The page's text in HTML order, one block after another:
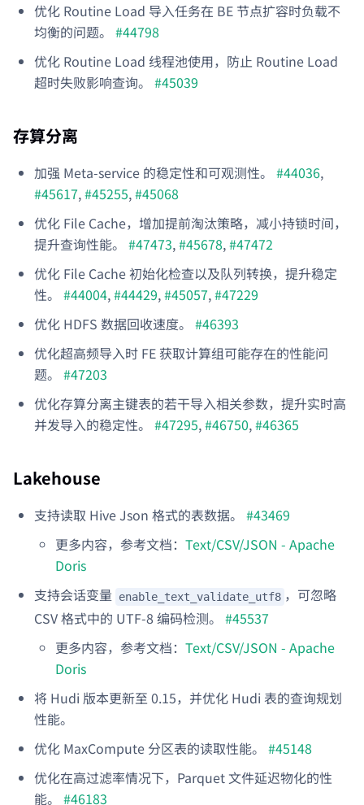
优化 Routine Load 导入任务在 BE 节点扩容时负载不
均衡的问题。 #44798
优化 Routine Load 线程池使用，防止 Routine Load
超时失败影响查询。 #45039
存算分离
加强 Meta-service 的稳定性和可观测性。 #44036,
#45617,#45255,#45068
优化 File Cache，增加提前淘汰策略，减小持锁时间，
提升查询性能。 #47473,#45678,#47472
优化 File Cache 初始化检查以及队列转换，提升稳定
性。 #44004,#44429,#45057,#47229
优化 HDFS 数据回收速度。 #46393
优化超高频导入时 FE 获取计算组可能存在的性能问
题。 #47203
优化存算分离主键表的若干导入相关参数，提升实时高
并发导入的稳定性。 #47295,#46750,#46365
Lakehouse
支持读取 Hive Json 格式的表数据。 #43469
更多内容，参考文档： Text/CSV/JSON - Apache
Doris
支持会话变量
enable_text_validate_utf8 ，可忽略
CSV 格式中的 UTF-8 编码检测。 #45537
更多内容，参考文档： Text/CSV/JSON - Apache
Doris
将 Hudi 版本更新至 0.15，并优化 Hudi 表的查询规划
性能。
优化 MaxCompute 分区表的读取性能。 #45148
优化在高过滤率情况下，Parquet 文件延迟物化的性
能。 #46183